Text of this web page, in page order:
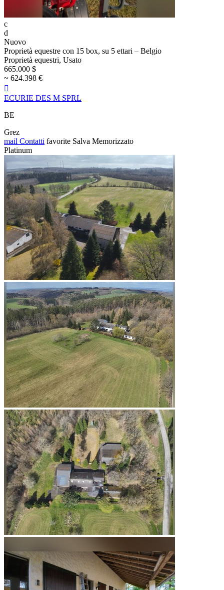
c
d
Nuovo
Proprietà equestre con 15 box, su 5 ettari – Belgio
Proprietà equestri, Usato
665.000 $
~ 624.398 €

ECURIE DES M SPRL
BE
Grez
mail Contatti favorite Salva Memorizzato
Platinum